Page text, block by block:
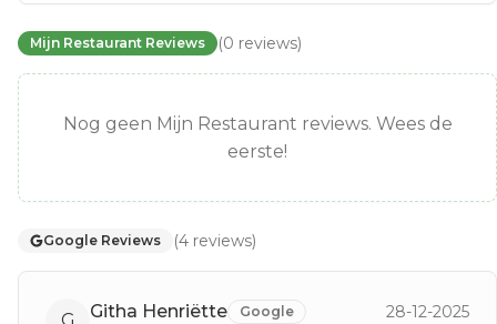
Mijn Restaurant Reviews (0 reviews)
Nog geen Mijn Restaurant reviews. Wees de
eerste!
Google Reviews (4 reviews)
G Githa Henriëtte Google 28-12-2025